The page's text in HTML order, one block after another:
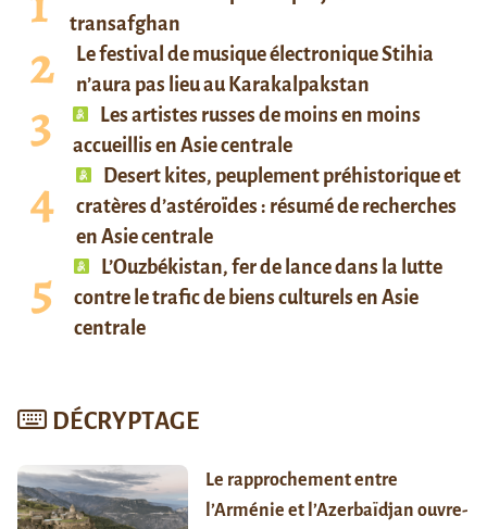
transafghan
Le festival de musique électronique Stihia
n’aura pas lieu au Karakalpakstan
Les artistes russes de moins en moins
accueillis en Asie centrale
Desert kites, peuplement préhistorique et
cratères d’astéroïdes : résumé de recherches
en Asie centrale
L’Ouzbékistan, fer de lance dans la lutte
contre le trafic de biens culturels en Asie
centrale
DÉCRYPTAGE
Le rapprochement entre
l’Arménie et l’Azerbaïdjan ouvre-